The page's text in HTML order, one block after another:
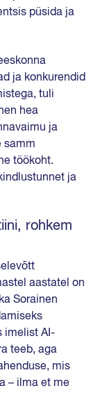
püsida ja
ja konkurendid
tuli
hea
ja
samm
töökoht.
ja
rohkem
aastatel on
Sorainen
imelist AI-
teeb, aga
mis
– ilma et me